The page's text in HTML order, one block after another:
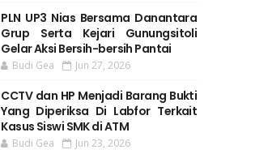
PLN UP3 Nias Bersama Danantara
Grup Serta Kejari Gunungsitoli
Gelar Aksi Bersih-bersih Pantai
Budi Gea Jun 27, 2026
CCTV dan HP Menjadi Barang Bukti
Yang Diperiksa Di Labfor Terkait
Kasus Siswi SMK di ATM
Budi Gea Jun 23, 2026